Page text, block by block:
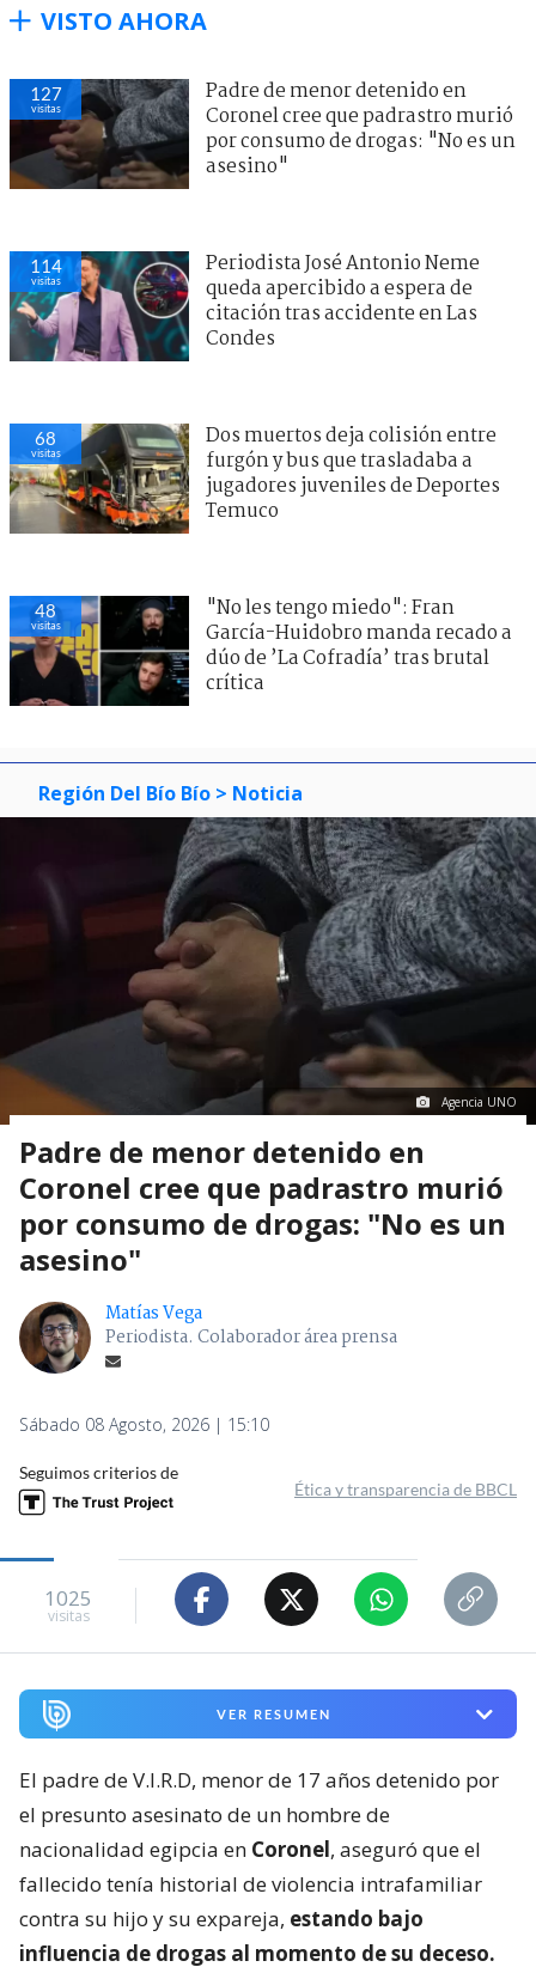
VISTO AHORA
127
visitas
Padre de menor detenido en
Coronel cree que padrastro murió
por consumo de drogas: "No es un
asesino"
114
visitas
Periodista José Antonio Neme
queda apercibido a espera de
citación tras accidente en Las
Condes
68
visitas
Dos muertos deja colisión entre
furgón y bus que trasladaba a
jugadores juveniles de Deportes
Temuco
48
visitas
"No les tengo miedo": Fran
García-Huidobro manda recado a
dúo de ’La Cofradía’ tras brutal
crítica
Región Del Bío Bío > Noticia
Agencia UNO
Padre de menor detenido en
Coronel cree que padrastro murió
por consumo de drogas: "No es un
asesino"
Matías Vega
Periodista. Colaborador área prensa
Sábado 08 Agosto, 2026 | 15:10
Seguimos criterios de
Ética y transparencia de BBCL
1025
visitas
VER RESUMEN
El padre de V.I.R.D, menor de 17 años detenido por
el presunto asesinato de un hombre de
nacionalidad egipcia en Coronel, aseguró que el
fallecido tenía historial de violencia intrafamiliar
contra su hijo y su expareja, estando bajo
influencia de drogas al momento de su deceso.